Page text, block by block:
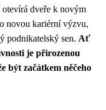
dveře k novým
novou kariérní výzvu,
podnikatelský sen. Ať
je přirozenou
být začátkem něčeho